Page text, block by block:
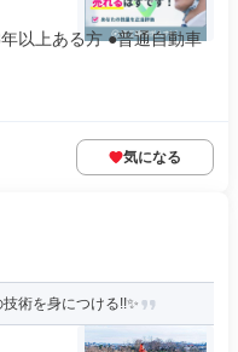
以上ある方 ●普通自動車
気になる
術を身につける!!✨